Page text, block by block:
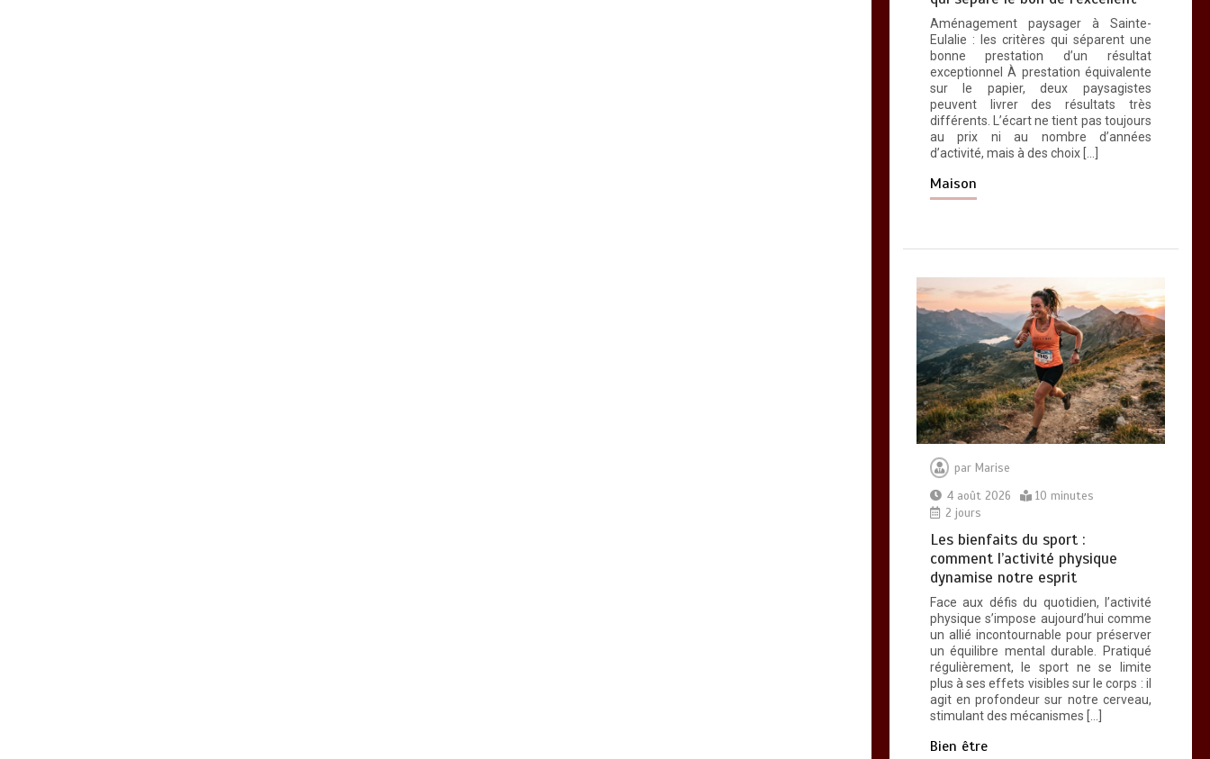
l’activité physique
dynamise notre
esprit
0 10 minutes
Quelles sont les
Aménagement paysager à Sainte-
Eulalie : les critères qui séparent une
bonne prestation d’un résultat
exceptionnel À prestation équivalente
sur le papier, deux paysagistes
peuvent livrer des résultats très
différents. L’écart ne tient pas toujours
au prix ni au nombre d’années
d’activité, mais à des choix […]
Maison
par Marise
4 août 2026
10 minutes
2 jours
Les bienfaits du sport :
comment l’activité physique
dynamise notre esprit
Face aux défis du quotidien, l’activité
physique s’impose aujourd’hui comme
un allié incontournable pour préserver
un équilibre mental durable. Pratiqué
régulièrement, le sport ne se limite
plus à ses effets visibles sur le corps : il
agit en profondeur sur notre cerveau,
stimulant des mécanismes […]
Bien être